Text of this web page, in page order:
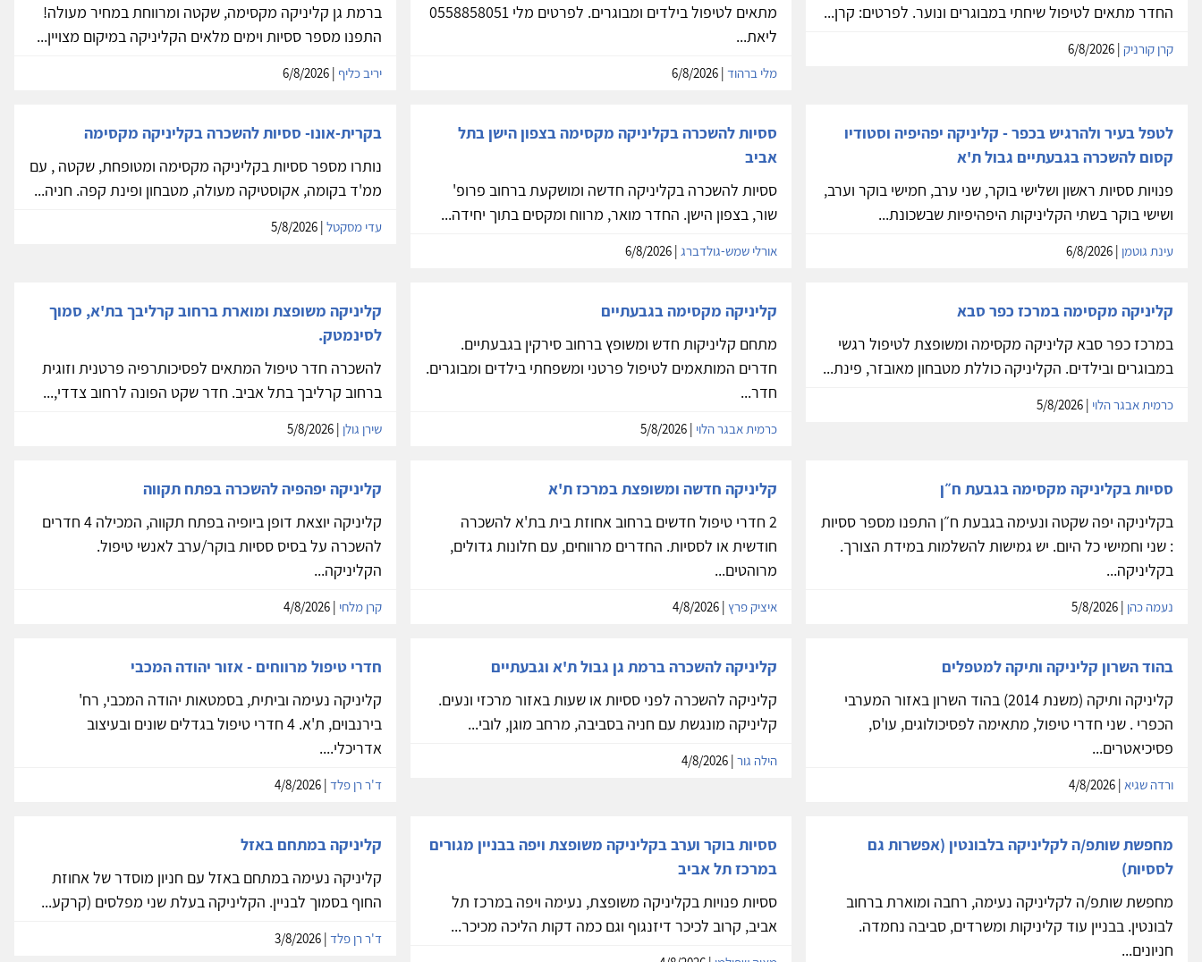
החדר מתאים לטיפול שיחתי במבוגרים ונוער. לפרטים: קרן...
קרן קורניק
מתאים לטיפול בילדים ומבוגרים. לפרטים מלי 0558858051
ליאת...
מלי ברהוד| 6/8/2026
ברמת גן קליניקה מקסימה, שקטה ומרווחת במחיר מעולה!
התפנו מספר ססיות וימים מלאים הקליניקה במיקום מצויין...
יריב כליף | 6/8/2026
לטפל בעיר ולהרגיש בכפר - קליניקה יפהיפיה וסטודיו
קסום להשכרה בגבעתיים גבול ת'א
פנויות ססיות ראשון ושלישי בוקר, שני ערב, חמישי בוקר וערב,
ושישי בוקר בשתי הקליניקות היפהיפיות שבשכונת...
עינת גוטמן
ססיות להשכרה בקליניקה מקסימה בצפון הישן בתל
אביב
ססיות להשכרה בקליניקה חדשה ומושקעת ברחוב פרופ'
שור, בצפון הישן. החדר מואר, מרווח ומקסים בתוך יחידה...
אורלי שמש-גולדברג| 6/8/2026
בקרית-אונו- ססיות להשכרה בקליניקה מקסימה
נותרו מספר ססיות בקליניקה מקסימה ומטופחת, שקטה , עם
ממ'ד בקומה, אקוסטיקה מעולה, מטבחון ופינת קפה. חניה...
עדי מסקטל | 5/8/2026
קליניקה מקסימה במרכז כפר סבא
במרכז כפר סבא קליניקה מקסימה ומשופצת לטיפול רגשי
במבוגרים ובילדים. הקליניקה כוללת מטבחון מאובזר, פינת...
כרמית אבגר הלוי
קליניקה מקסימה בגבעתיים
מתחם קליניקות חדש ומשופץ ברחוב סירקין בגבעתיים.
חדרים המותאמים לטיפול פרטני ומשפחתי בילדים ומבוגרים.
חדר...
כרמית אבגר הלוי
קליניקה משופצת ומוארת ברחוב קרליבך בת'א, סמוך
לסינמטק.
להשכרה חדר טיפול המתאים לפסיכותרפיה פרטנית וזוגית
ברחוב קרליבך בתל אביב. חדר שקט הפונה לרחוב צדדי,...
שירן גולן | 5/8/2026
ססיות בקליניקה מקסימה בגבעת ח״ן
בקליניקה יפה שקטה ונעימה בגבעת ח״ן התפנו מספר ססיות
: שני וחמישי כל היום. יש גמישות להשלמות במידת הצורך.
בקליניקה...
נעמה כהן
קליניקה חדשה ומשופצת במרכז ת'א
2 חדרי טיפול חדשים ברחוב אחוזת בית בת'א להשכרה
חודשית או לססיות. החדרים מרווחים, עם חלונות גדולים,
מרוהטים...
איציק פרץ| 4/8/2026
קליניקה יפהפיה להשכרה בפתח תקווה
קליניקה יוצאת דופן ביופיה בפתח תקווה, המכילה 4 חדרים
להשכרה על בסיס ססיות בוקר/ערב לאנשי טיפול.
הקליניקה...
קרן מלחי | 4/8/2026
בהוד השרון קליניקה ותיקה למטפלים
קליניקה ותיקה (משנת 2014) בהוד השרון באזור המערבי
הכפרי . שני חדרי טיפול, מתאימה לפסיכולוגים, עו'ס,
פסיכיאטרים...
ורדה שגיא
קליניקה להשכרה ברמת גן גבול ת'א וגבעתיים
קליניקה להשכרה לפני ססיות או שעות באזור מרכזי ונעים.
קליניקה מונגשת עם חניה בסביבה, מרחב מוגן, לובי...
הילה גור| 4/8/2026
חדרי טיפול מרווחים - אזור יהודה המכבי
קליניקה נעימה וביתית, בסמטאות יהודה המכבי, רח'
בירנבוים, ת'א. 4 חדרי טיפול בגדלים שונים ובעיצוב
אדריכלי....
ד'ר רן פלד | 4/8/2026
מחפשת שותפ/ה לקליניקה בלבונטין (אפשרות גם
לססיות)
מחפשת שותפ/ה לקליניקה נעימה, רחבה ומוארת ברחוב
לבונטין. בבניין עוד קליניקות ומשרדים, סביבה נחמדה.
חניונים...
ססיות בוקר וערב בקליניקה משופצת ויפה בבניין מגורים
במרכז תל אביב
ססיות פנויות בקליניקה משופצת, נעימה ויפה במרכז תל
אביב, קרוב לכיכר דיזנגוף וגם כמה דקות הליכה מכיכר...
קליניקה במתחם באזל
קליניקה נעימה במתחם באזל עם חניון מוסדר של אחוזת
החוף בסמוך לבניין. הקליניקה בעלת שני מפלסים (קרקע...
ד'ר רן פלד | 3/8/2026